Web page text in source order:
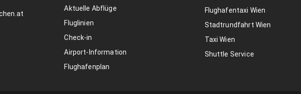
Aktuelle Abflüge
Fluglinien
Check-in
Airport-Information
Flughafenplan
Flughafentaxi Wien
Stadtrundfahrt Wien
Taxi Wien
Shuttle Service